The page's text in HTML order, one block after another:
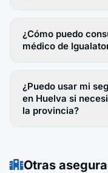
¿Cómo puedo
médico de
¿Puedo usar mi
en Huelva si
la provincia?
Otras